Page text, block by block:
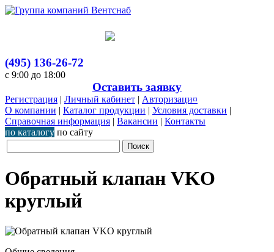
(495) 136-26-72
с 9:00 до 18:00
Оставить заявку
Регистрация | Личный кабинет | Авторизаци¤
О компании | Каталог продукции | Условия доставки |
Справочная информация | Вакансии | Контакты
по каталогу по сайту
Обратный клапан VKO
круглый